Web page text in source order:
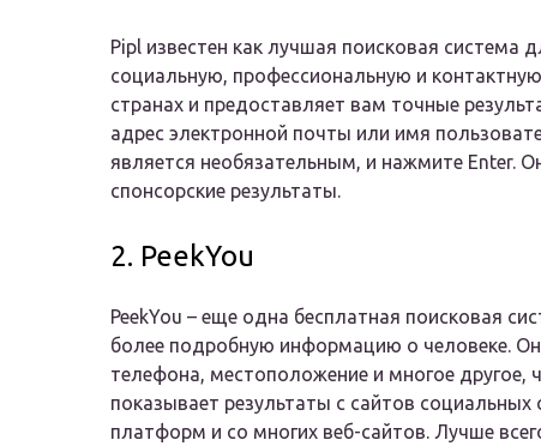
Pipl известен как лучшая поисковая
социальную, профессиональную и
странах и предоставляет вам точные
адрес электронной почты или имя
является необязательным, и нажмите Enter.
спонсорские результаты.
2. PeekYou
PeekYou – еще одна бесплатная поисковая
более подробную информацию о человеке.
телефона, местоположение и многое
показывает результаты с сайтов
платформ и со многих веб-сайтов. Лучше